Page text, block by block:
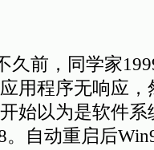
久前，同学家
用程序无响应
始以为是软件
。自动重启后